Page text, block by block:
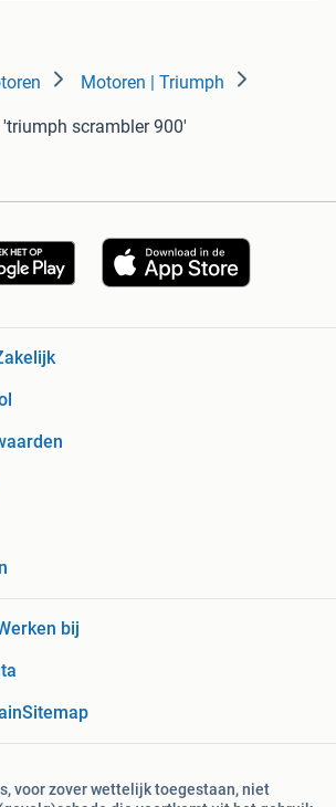
Motoren | Triumph
scrambler 900'
bij
Sitemap
voor zover wettelijk toegestaan, niet